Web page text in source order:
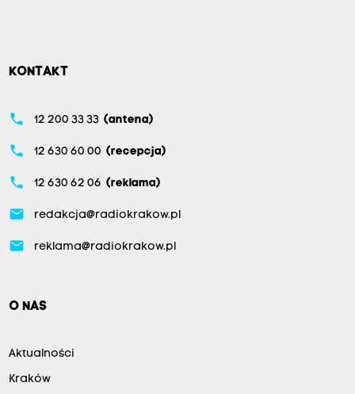
KONTAKT
phone 12 200 33 33 (antena)
phone 12 630 60 00 (recepcja)
phone 12 630 62 06 (reklama)
email redakcja@radiokrakow.pl
email reklama@radiokrakow.pl
O NAS
Aktualności
Kraków